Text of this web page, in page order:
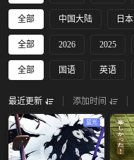
全部 中国大陆 日本
全部 2026 2025
全部 国语 英语
最近更新 添加时间
蓝光